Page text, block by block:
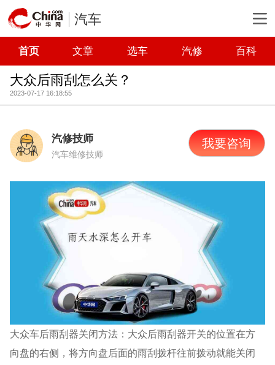
汽车
首页 文章 选车 汽修 百科
大众后雨刮怎么关？
2023-07-17 16:18:55
汽修技师
汽车维修技师
我要咨询
大众车后雨刮器关闭方法：大众后雨刮器开关的位置在方
向盘的右侧，将方向盘后面的雨刮拨杆往前拨动就能关闭